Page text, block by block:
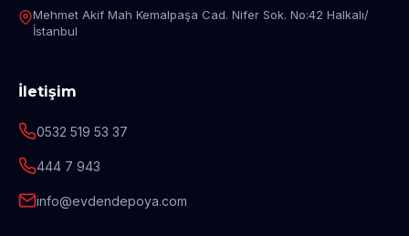
Mehmet Akif Mah Kemalpaşa Cad. Nifer Sok. No:42 Halkalı/
İstanbul
İletişim
0532 519 53 37
444 7 943
info@evdendepoya.com